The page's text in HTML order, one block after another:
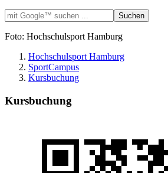
Foto: Hochschulsport Hamburg
Hochschulsport Hamburg
SportCampus
Kursbuchung
Kursbuchung